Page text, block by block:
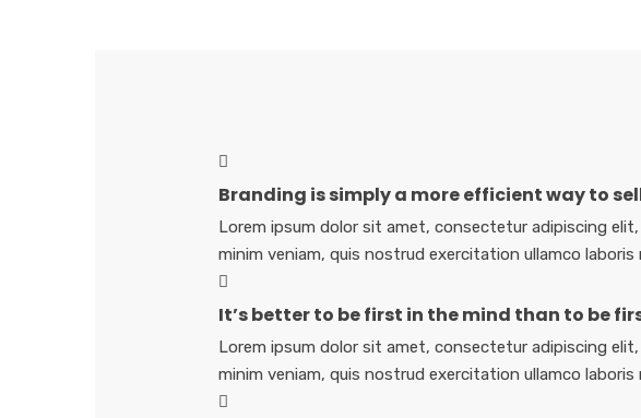
Branding is simply a more efficient way to
Lorem ipsum dolor sit amet, consectetur adipiscing
minim veniam, quis nostrud exercitation ullamco
It’s better to be first in the mind than to be
Lorem ipsum dolor sit amet, consectetur adipiscing
minim veniam, quis nostrud exercitation ullamco